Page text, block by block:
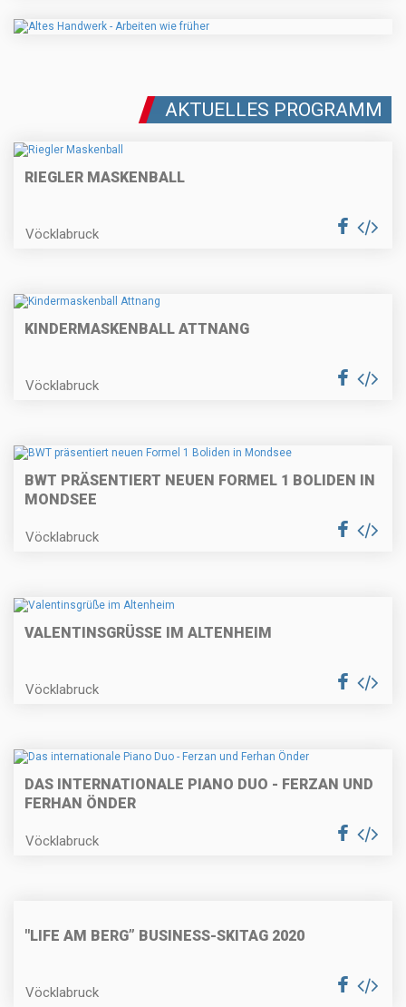
AKTUELLES PROGRAMM
RIEGLER MASKENBALL
Vöcklabruck
KINDERMASKENBALL ATTNANG
Vöcklabruck
BWT PRÄSENTIERT NEUEN FORMEL 1 BOLIDEN IN
MONDSEE
Vöcklabruck
VALENTINSGRÜSSE IM ALTENHEIM
Vöcklabruck
DAS INTERNATIONALE PIANO DUO - FERZAN UND
FERHAN ÖNDER
Vöcklabruck
"LIFE AM BERG” BUSINESS-SKITAG 2020
Vöcklabruck